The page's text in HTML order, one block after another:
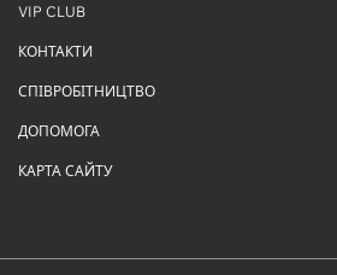
VIP CLUB
КОНТАКТИ
СПІВРОБІТНИЦТВО
ДОПОМОГА
КАРТА САЙТУ